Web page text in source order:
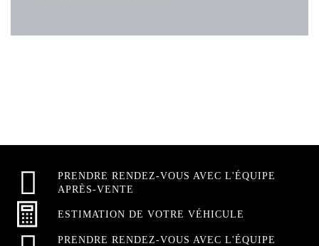
PRENDRE RENDEZ-VOUS AVEC L'ÉQUIPE
APRÈS-VENTE
ESTIMATION DE VOTRE VÉHICULE
PRENDRE RENDEZ-VOUS AVEC L'ÉQUIPE